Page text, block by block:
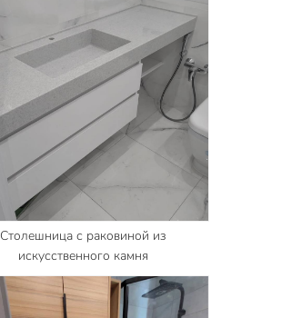
Столешница с раковиной из
искусственного камня